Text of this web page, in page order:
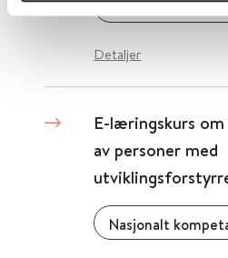
Detaljer
E-læringskurs
av personer med